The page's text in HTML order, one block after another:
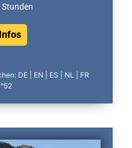
Stunden
DE | EN | ES | NL | FR